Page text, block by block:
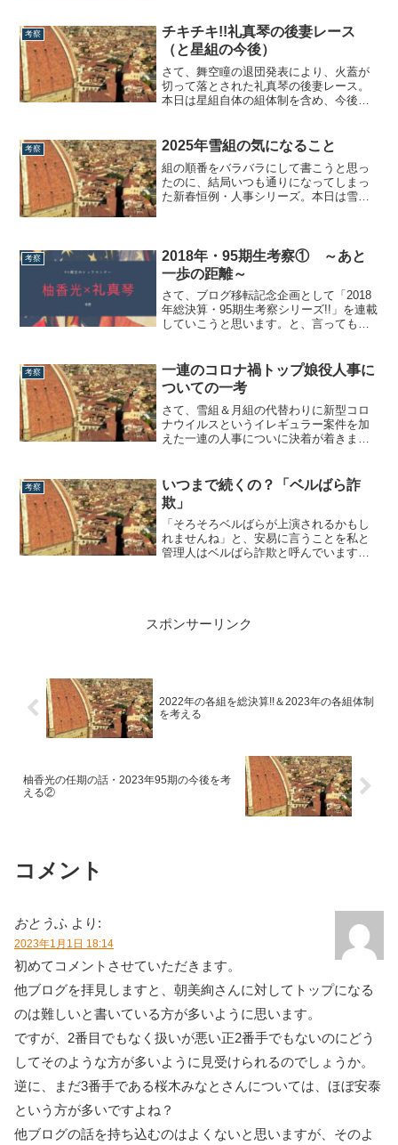
10作の長期と予想しました。この「10
作」とはどこから根拠が来ているかとい
いますと、偉大なるトップオブトップで
あった明...
考察
チキチキ!!礼真琴の後妻レース
（と星組の今後）
さて、舞空瞳の退団発表により、火蓋が
切って落とされた礼真琴の後妻レース。
本日は星組自体の組体制を含め、今後に
…というか、ほぼ選択肢は彼女しかいな
いのでは？彼女は花の105期生の1人にし
て、ヒガシマルガールというスポンサー
持ち...
考察 2025年雪組の気になること
組の順番をバラバラにして書こうと思っ
たのに、結局いつも通りになってしまっ
た新春恒例・人事シリーズ。本日は雪組
迎えるのか？・後妻候補は音彩唯を外に
出し、美羽愛か詩ちづるか？・縣千は鮮
度問題もある...
考察
2018年・95期生考察① ～あと
一歩の距離～
さて、ブログ移転記念企画として「2018
年総決算・95期生考察シリーズ!!」を連載
していこうと思います。と、言っても残
第1回の本日は、95期生で現在正2番手を
務める柚香光と礼真琴の2人についてで
す。花組の正2番手・柚香光◆柚香...
考察
一連のコロナ禍トップ娘役人事に
ついての一考
さて、雪組＆月組の代替わりに新型コロ
ナウイルスというイレギュラー案件を加
えた一連の人事についに決着が着きまし
いきます。※本稿は特定の出演者の人事
情報について、あたかも事実であるかの
ような表現で事実でない情報を拡散する
意図はありま...
考察
いつまで続くの？「ベルばら詐
欺」
「そろそろベルばらが上演されるかもし
れませんね」と、安易に言うことを私と
管理人はベルばら詐欺と呼んでいます。
ではと心配になるくらいですよ。体感だ
スポンサーリンク
2022年の各組を総決算!!＆2023年の各組体制
を考える
柚香光の任期の話・2023年95期の今後を考
える②
コメント
おとうふ より:
2023年1月1日 18:14
初めてコメントさせていただきます。
他ブログを拝見しますと、朝美絢さんに対してトップになる
のは難しいと書いている方が多いように思います。
ですが、2番目でもなく扱いが悪い正2番手でもないのにどう
してそのような方が多いように見受けられるのでしょうか。
逆に、まだ3番手である桜木みなとさんについては、ほぼ安泰
という方が多いですよね？
他ブログの話を持ち込むのはよくないと思いますが、そのよ